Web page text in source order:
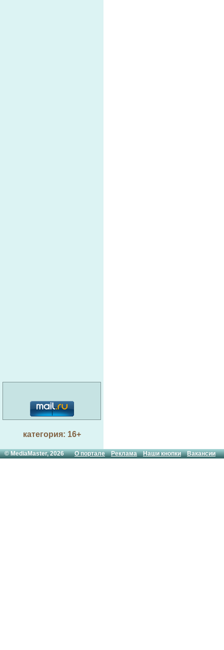
категория: 16+
© MediaMaster, 2026О портале Реклама Наши кнопки Вакансии